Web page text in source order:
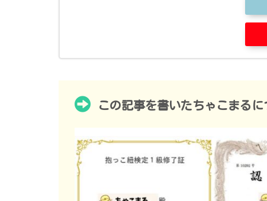
この記事を書いたちゃこまるに